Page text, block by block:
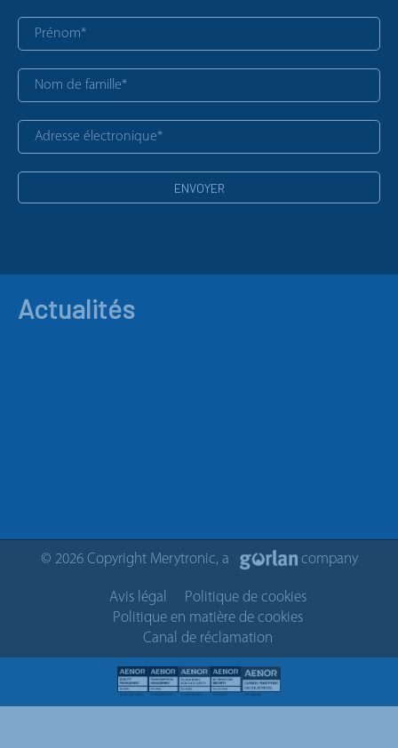
Actualités
© 2026 Copyright Merytronic, a company
Avis légal
Politique de cookies
Politique en matière de cookies
Canal de réclamation